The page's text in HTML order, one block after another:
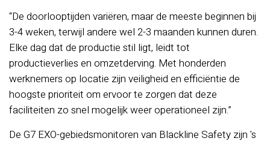
“De doorlooptijden variëren, maar de meeste beginnen bij
3-4 weken, terwijl andere wel 2-3 maanden kunnen duren.
Elke dag dat de productie stil ligt, leidt tot
productieverlies en omzetderving. Met honderden
werknemers op locatie zijn veiligheid en efficiëntie de
hoogste prioriteit om ervoor te zorgen dat deze
faciliteiten zo snel mogelijk weer operationeel zijn.”
De G7 EXO-gebiedsmonitoren van Blackline Safety zijn 's